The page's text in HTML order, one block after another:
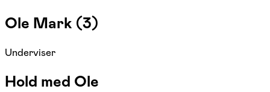
Ole Mark (3)
Underviser
Hold med Ole